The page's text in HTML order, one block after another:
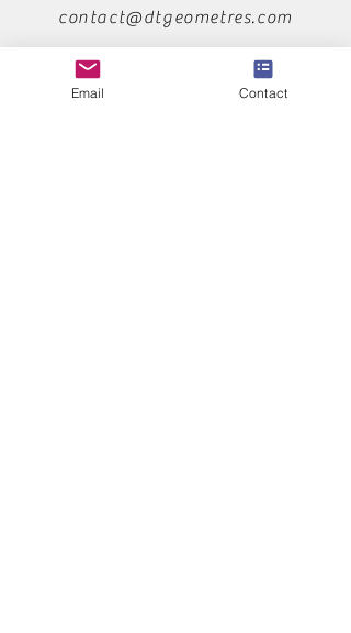
contact@dtgeometres.com
Email Contact